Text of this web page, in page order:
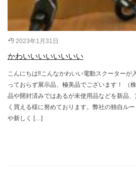
2023年1月31日
かわいいいいいいいい
こんにちは‼こんなかわいい電動スクーターが
っておらず展示品、極美品でございます！ （
品や開封済みではあるが未使用品などを新品
く買える様に努めております。弊社の独自ル
や新しく […]